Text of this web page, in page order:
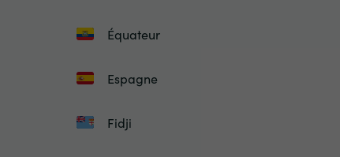
Équateur
Espagne
Fidji